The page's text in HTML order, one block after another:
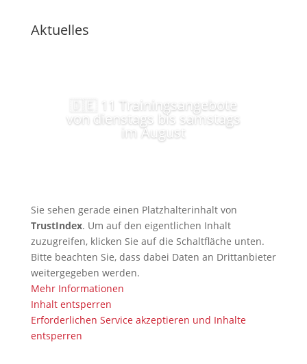
Aktuelles
🇩🇪 11 Trainingsangebote
von dienstags bis samstags
im August
Sie sehen gerade einen Platzhalterinhalt von
TrustIndex. Um auf den eigentlichen Inhalt
zuzugreifen, klicken Sie auf die Schaltfläche unten.
Bitte beachten Sie, dass dabei Daten an Drittanbieter
weitergegeben werden.
Mehr Informationen
Inhalt entsperren
Erforderlichen Service akzeptieren und Inhalte
entsperren